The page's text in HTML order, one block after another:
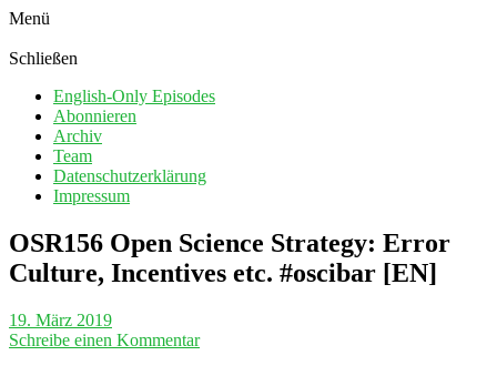
Menü
Schließen
English-Only Episodes
Abonnieren
Archiv
Team
Datenschutzerklärung
Impressum
OSR156 Open Science Strategy: Error
Culture, Incentives etc. #oscibar [EN]
19. März 2019
Schreibe einen Kommentar